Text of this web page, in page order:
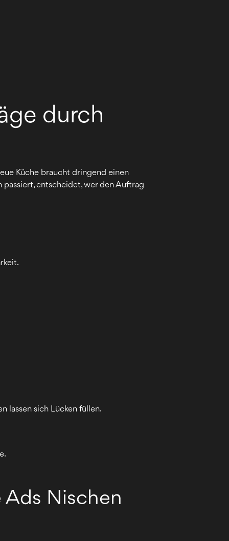
durch
Küche braucht dringend einen
entscheidet, wer den Auftrag
lassen sich Lücken füllen.
Ads Nischen